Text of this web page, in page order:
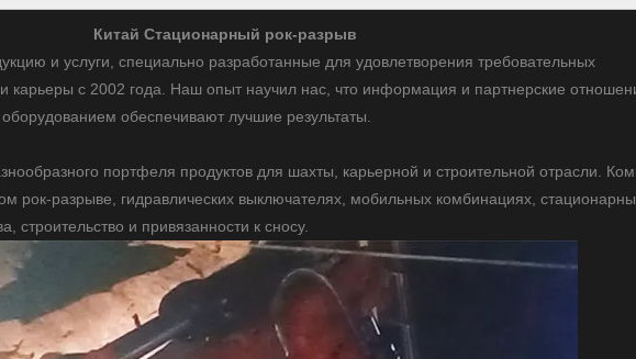
Китай Стационарный рок-разрыв
и услуги, специально разработанные для удовлетворения требовательных
карьеры с 2002 года. Наш опыт научил нас, что информация и партнерские
обеспечивают лучшие результаты.
портфеля продуктов для шахты, карьерной и строительной отрасли.
рок-разрыве, гидравлических выключателях, мобильных комбинациях,
строительство и привязанности к сносу.